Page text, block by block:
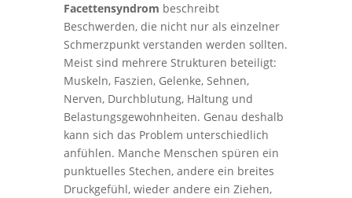
Facettensyndrom beschreibt
Beschwerden, die nicht nur als einzelner
Schmerzpunkt verstanden werden sollten.
Meist sind mehrere Strukturen beteiligt:
Muskeln, Faszien, Gelenke, Sehnen,
Nerven, Durchblutung, Haltung und
Belastungsgewohnheiten. Genau deshalb
kann sich das Problem unterschiedlich
anfühlen. Manche Menschen spüren ein
punktuelles Stechen, andere ein breites
Druckgefühl, wieder andere ein Ziehen,